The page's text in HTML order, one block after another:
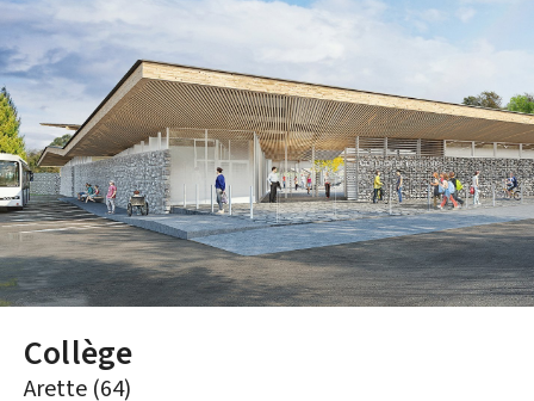
culture
tertiaire
habitat
enseignement
sport
équipement
tourisme
industriel
approche
équipe
publications
contact
Collège
Arette (64)